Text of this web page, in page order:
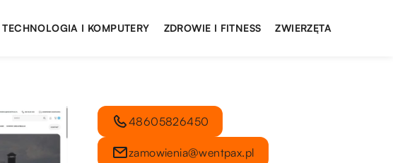
TECHNOLOGIA I KOMPUTERY ZDROWIE I FITNESS ZWIERZĘTA
48605826450
zamowienia@wentpax.pl